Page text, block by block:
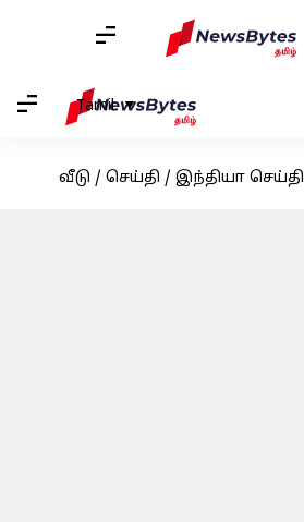
Tamil
வீடு / செய்தி / இந்தியா செய்தி